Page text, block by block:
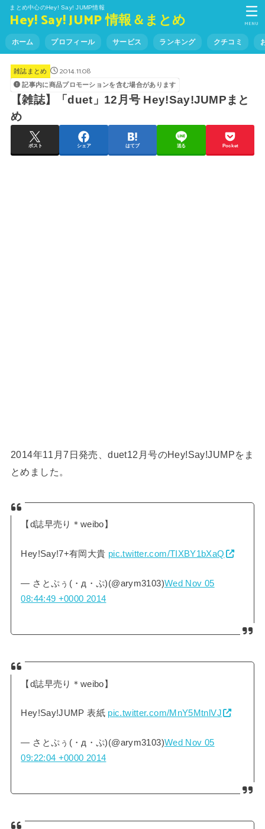
まとめ中心のHey! Say! JUMP情報
Hey! Say! JUMP 情報＆まとめ
ホーム プロフィール サービス ランキング クチコミ
MENU
雑誌まとめ 2014.11.08
記事内に商品プロモーションを含む場合があります
【雑誌】「duet」12月号 Hey!Say!JUMPまと
め
ポスト シェア はてブ 送る Pocket
2014年11月7日発売、duet12月号のHey!Say!JUMPをま
とめました。
【d誌早売り＊weibo】
Hey!Say!7+有岡大貴 pic.twitter.com/TIXBY1bXaQ
— さとぷぅ(・д・ぷ)(@arym3103)Wed Nov 05
08:44:49 +0000 2014
【d誌早売り＊weibo】
Hey!Say!JUMP 表紙 pic.twitter.com/MnY5MtnlVJ
— さとぷぅ(・д・ぷ)(@arym3103)Wed Nov 05
09:22:04 +0000 2014